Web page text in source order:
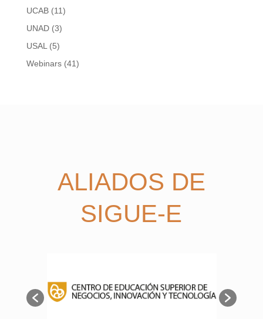
UCAB(11)
UNAD(3)
USAL (5)
Webinars(41)
ALIADOS DE
SIGUE-E